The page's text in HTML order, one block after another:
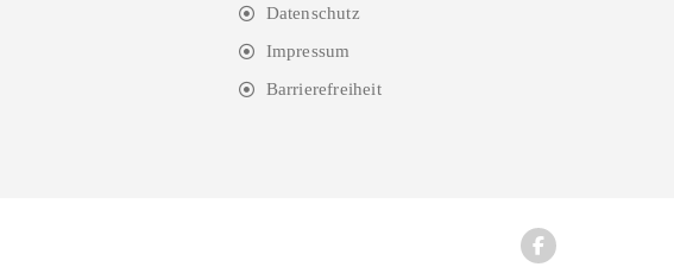
Datenschutz
Impressum
Barrierefreiheit